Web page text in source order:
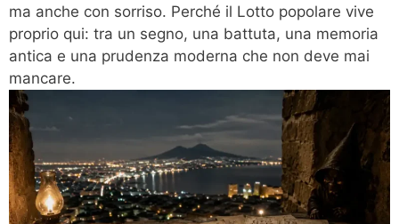
ma anche con sorriso. Perché il Lotto popolare vive
proprio qui: tra un segno, una battuta, una memoria
antica e una prudenza moderna che non deve mai
mancare.